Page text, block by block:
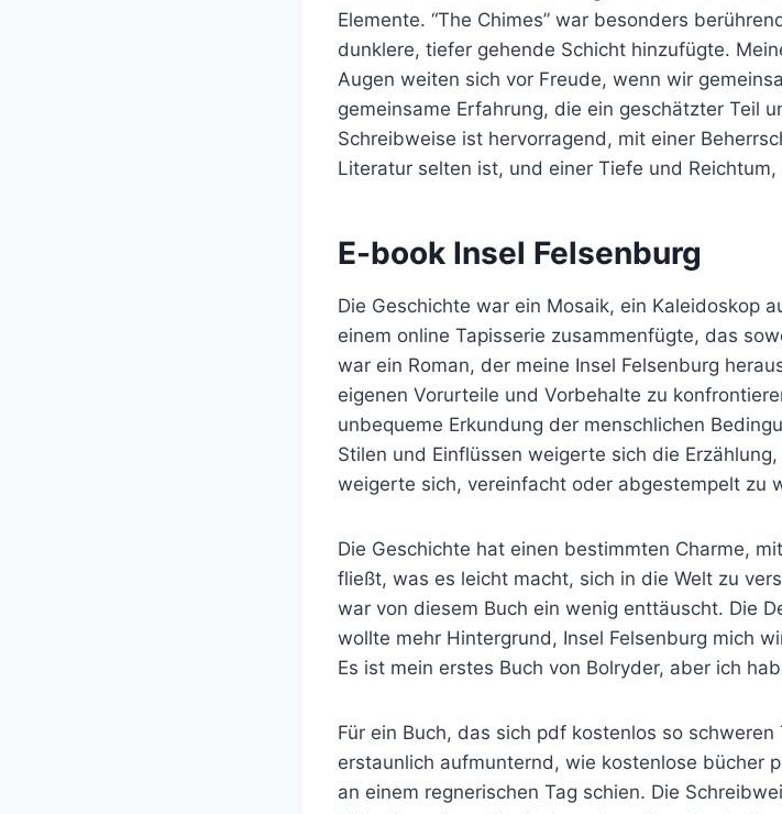
Elemente. “The Chimes” war besonders
dunklere, tiefer gehende Schicht hinzufügte.
Augen weiten sich vor Freude, wenn wir
gemeinsame Erfahrung, die ein geschätzter Teil
Schreibweise ist hervorragend, mit einer
Literatur selten ist, und einer Tiefe und
E-book Insel Felsenburg
Die Geschichte war ein Mosaik, ein Kaleidoskop
einem online Tapisserie zusammenfügte, das
war ein Roman, der meine Insel Felsenburg
eigenen Vorurteile und Vorbehalte zu
unbequeme Erkundung der menschlichen
Stilen und Einflüssen weigerte sich die
weigerte sich, vereinfacht oder abgestempelt zu
Die Geschichte hat einen bestimmten Charme,
fließt, was es leicht macht, sich in die Welt zu
war von diesem Buch ein wenig enttäuscht. Die
wollte mehr Hintergrund, Insel Felsenburg mich
Es ist mein erstes Buch von Bolryder, aber ich
Für ein Buch, das sich pdf kostenlos so
erstaunlich aufmunternd, wie kostenlose bücher
an einem regnerischen Tag schien. Die